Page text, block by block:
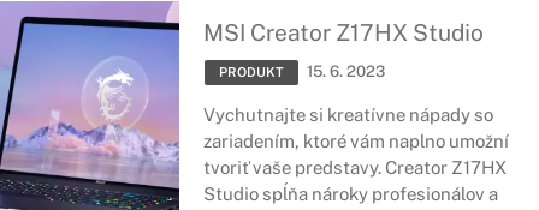
teba.
MSI Creator Z17HX Studio
PRODUKT 15. 6. 2023
Vychutnajte si kreatívne nápady so
zariadením, ktoré vám naplno umožní
tvoriť vaše predstavy. Creator Z17HX
Studio spĺňa nároky profesionálov a